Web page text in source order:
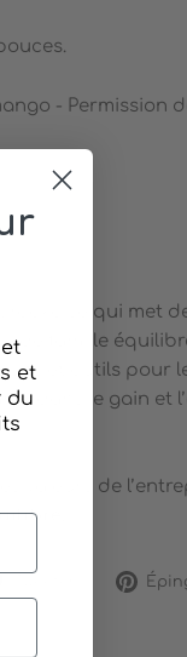
- Permission
qui met
de famille
et outils pour
dans le gain et
valeurs de
Tweeter
et
du